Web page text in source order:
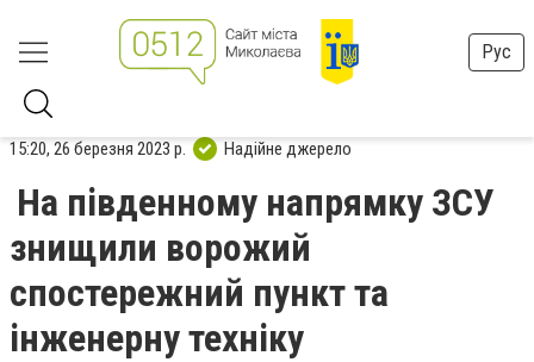
Рус
15:20, 26 березня 2023 р. Надійне джерело
На південному напрямку ЗСУ
знищили ворожий
спостережний пункт та
інженерну техніку